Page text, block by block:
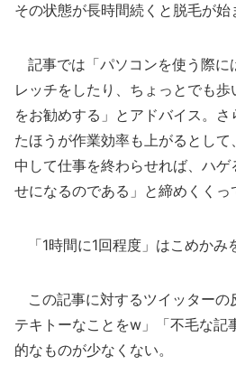
その状態が長時間続くと脱毛が始
記事では「パソコンを使う際に
レッチをしたり、ちょっとでも
をお勧めする」とアドバイス。
たほうが作業効率も上がるとし
中して仕事を終わらせれば、ハ
せになるのである」と締めくくっ
「1時間に1回程度」はこめかみ
この記事に対するツイッターの
テキトーなことをw」「不毛な記
的なものが少なくない。